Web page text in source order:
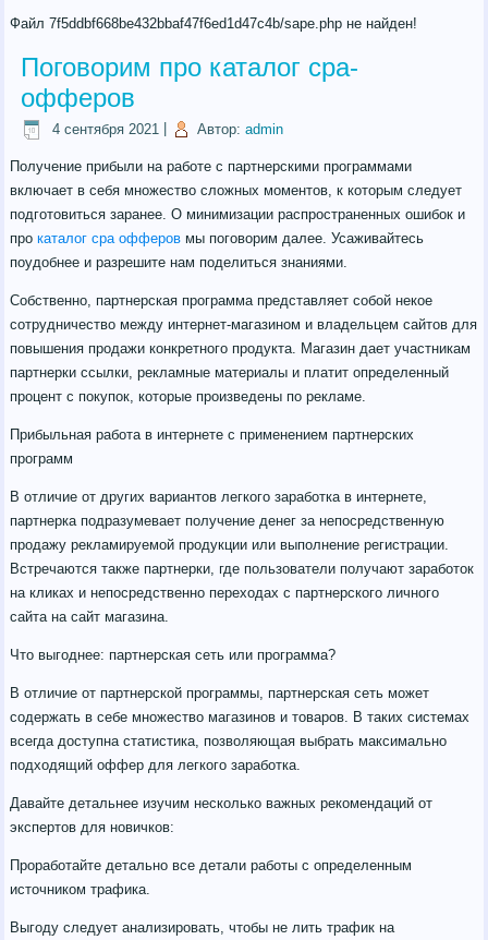
Файл 7f5ddbf668be432bbaf47f6ed1d47c4b/sape.php не найден!
Поговорим про каталог cpa-
офферов
4 сентября 2021 Автор: admin
Получение прибыли на работе с партнерскими программами
включает в себя множество сложных моментов, к которым следует
подготовиться заранее. О минимизации распространенных ошибок и
прокаталог cpa офферов мы поговорим далее. Усаживайтесь
поудобнее и разрешите нам поделиться знаниями.
Собственно, партнерская программа представляет собой некое
сотрудничество между интернет-магазином и владельцем сайтов для
повышения продажи конкретного продукта. Магазин дает участникам
партнерки ссылки, рекламные материалы и платит определенный
процент с покупок, которые произведены по рекламе.
Прибыльная работа в интернете с применением партнерских
программ
В отличие от других вариантов легкого заработка в интернете,
партнерка подразумевает получение денег за непосредственную
продажу рекламируемой продукции или выполнение регистрации.
Встречаются также партнерки, где пользователи получают заработок
на кликах и непосредственно переходах с партнерского личного
сайта на сайт магазина.
Что выгоднее: партнерская сеть или программа?
В отличие от партнерской программы, партнерская сеть может
содержать в себе множество магазинов и товаров. В таких системах
всегда доступна статистика, позволяющая выбрать максимально
подходящий оффер для легкого заработка.
Давайте детальнее изучим несколько важных рекомендаций от
экспертов для новичков:
Проработайте детально все детали работы с определенным
источником трафика.
Выгоду следует анализировать, чтобы не лить трафик на